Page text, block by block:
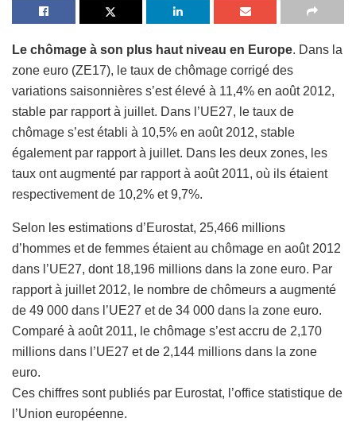
Le chômage à son plus haut niveau en Europe. Dans la
zone euro (ZE17), le taux de chômage corrigé des
variations saisonnières s’est élevé à 11,4% en août 2012,
stable par rapport à juillet. Dans l’UE27, le taux de
chômage s’est établi à 10,5% en août 2012, stable
également par rapport à juillet. Dans les deux zones, les
taux ont augmenté par rapport à août 2011, où ils étaient
respectivement de 10,2% et 9,7%.
Selon les estimations d’Eurostat, 25,466 millions
d’hommes et de femmes étaient au chômage en août 2012
dans l’UE27, dont 18,196 millions dans la zone euro. Par
rapport à juillet 2012, le nombre de chômeurs a augmenté
de 49 000 dans l’UE27 et de 34 000 dans la zone euro.
Comparé à août 2011, le chômage s’est accru de 2,170
millions dans l’UE27 et de 2,144 millions dans la zone
euro.
Ces chiffres sont publiés par Eurostat, l’office statistique de
l’Union européenne.